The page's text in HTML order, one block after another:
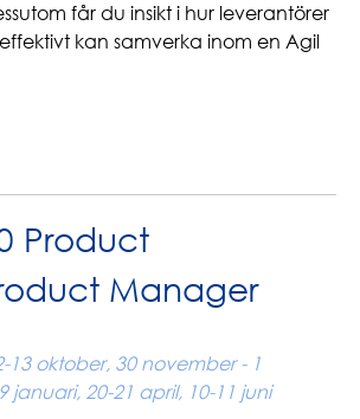
får du insikt i hur leverantörer
kan samverka inom en Agil
Product
Manager
13 oktober, 30 november - 1
januari, 20-21 april, 10-11 juni